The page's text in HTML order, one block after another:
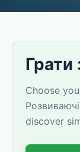
Грати
Choose
discover